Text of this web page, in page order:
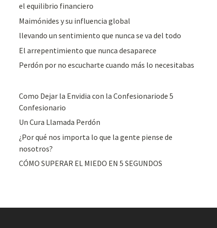
el equilibrio financiero
Maimónides y su influencia global
llevando un sentimiento que nunca se va del todo
El arrepentimiento que nunca desaparece
Perdón por no escucharte cuando más lo necesitabas
Como Dejar la Envidia con la Confesionariode 5
Confesionario
Un Cura Llamada Perdón
¿Por qué nos importa lo que la gente piense de
nosotros?
CÓMO SUPERAR EL MIEDO EN 5 SEGUNDOS